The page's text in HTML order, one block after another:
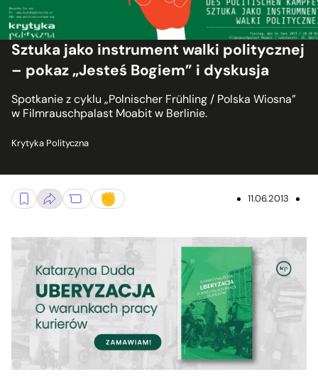
Sztuka jako instrument walki politycznej
– pokaz „Jesteś Bogiem” i dyskusja
Spotkanie z cyklu „Polnischer Frühling / Polska Wiosna”
w Filmrauschpalast Moabit w Berlinie.
Krytyka Polityczna
11.06.2013